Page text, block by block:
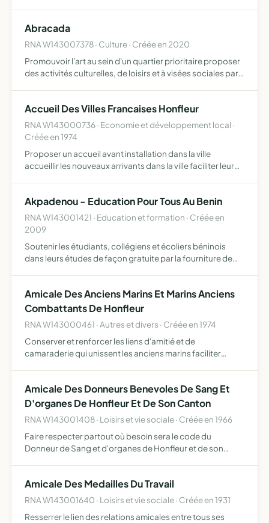
Abracada
RNA W143007378 · Culture · Créée en 2020
Promouvoir l'art au sein d'un quartier prioritaire proposer
des activités culturelles, de loisirs et à visées sociales par
Accueil Des Villes Francaises Honfleur
RNA W143000736 · Economie et développement local ·
Créée en 1974
Proposer un accueil avant installation dans la ville
accueillir les nouveaux arrivants dans la ville faciliter leur
Akpadenou - Education Pour Tous Au Benin
RNA W143001421 · Education et formation · Créée en
2009
Soutenir les étudiants, collégiens et écoliers béninois
dans leurs études de façon gratuite par la fourniture de
Amicale Des Anciens Marins Et Marins Anciens
Combattants De Honfleur
RNA W143000461 · Autres et divers · Créée en 1974
Conserver et renforcer les liens d'amitié et de
camaraderie qui unissent les anciens marins faciliter
Amicale Des Donneurs Benevoles De Sang Et
D'organes De Honfleur Et De Son Canton
RNA W143001408 · Loisirs et vie sociale · Créée en 1966
Faire respecter partout où besoin sera le code du
Donneur de Sang et d'organes de Honfleur et de son
les litiges qui …
Amicale Des Medailles Du Travail
RNA W143001640 · Loisirs et vie sociale · Créée en 1931
Resserrer le lien des relations amicales entre tous ses